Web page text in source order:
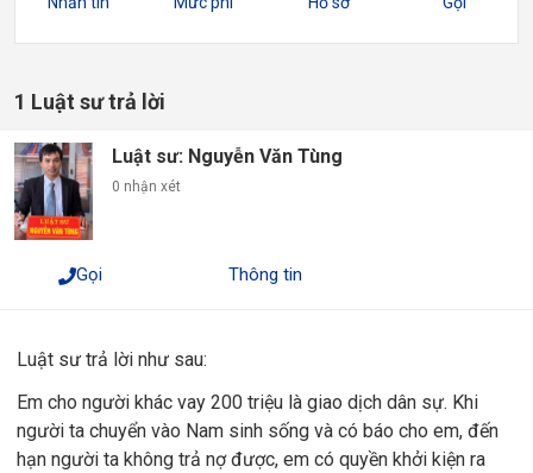
1 Luật sư trả lời
Luật sư: Nguyễn Văn Tùng
0 nhận xét
Gọi Thông tin
Luật sư trả lời như sau:
Em cho người khác vay 200 triệu là giao dịch dân sự. Khi
người ta chuyển vào Nam sinh sống và có báo cho em, đến
hạn người ta không trả nợ được, em có quyền khởi kiện ra